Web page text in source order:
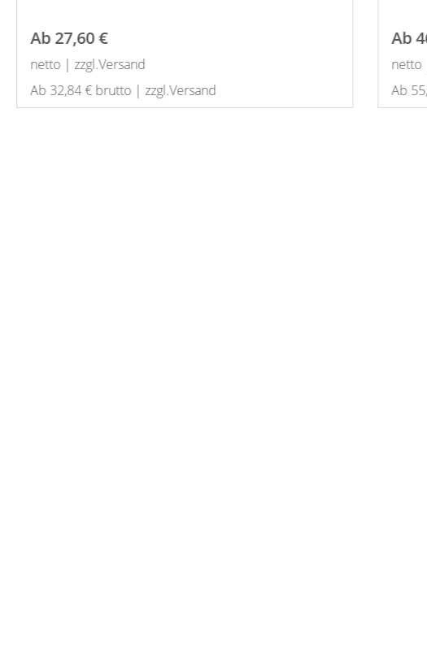
Ab27,60 €
netto | zzgl.Versand
Ab 32,84 € brutto | zzgl.Versand
Ab
netto
Ab